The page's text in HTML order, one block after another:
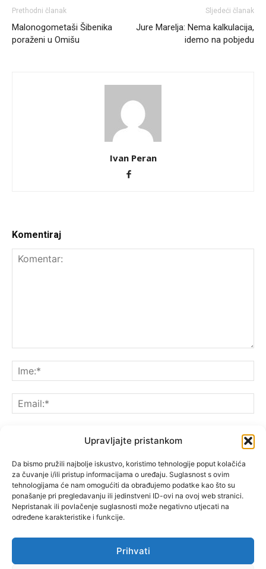
Upravljajte pristankom
Da bismo pružili najbolje iskustvo, koristimo tehnologije poput kolačića
za čuvanje i/ili pristup informacijama o uređaju. Suglasnost s ovim
tehnologijama će nam omogućiti da obrađujemo podatke kao što su
ponašanje pri pregledavanju ili jedinstveni ID-ovi na ovoj web stranici.
Nepristanak ili povlačenje suglasnosti može negativno utjecati na
određene karakteristike i funkcije.
Prihvati
Prethodni članak
Malonogometaši Šibenika
poraženi u Omišu
Sljedeći članak
Jure Marelja: Nema kalkulacija,
idemo na pobjedu
Ivan Peran
Komentiraj
Spremite moje ime, e-poštu i web-lokaciju u ovom
pregledniku sljedeći put kada komentarirate.